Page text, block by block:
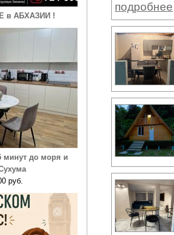
в АБХАЗИИ !
минут до моря и
руб.
подробнее